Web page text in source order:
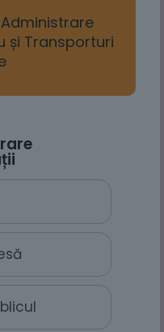
și Transporturi